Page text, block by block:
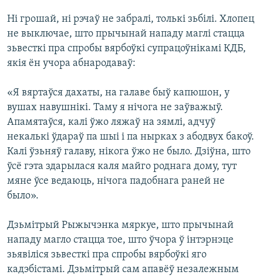
Ні грошай, ні рэчаў не забралі, толькі зьбілі. Хлопец
не выключае, што прычынай нападу маглі стацца
зьвесткі пра спробы вярбоўкі супрацоўнікамі КДБ,
якія ён учора абнародаваў:
«Я вяртаўся дахаты, на галаве быў капюшон, у
вушах навушнікі. Таму я нічога не заўважыў.
Апамятаўся, калі ўжо ляжаў на зямлі, адчуў
некалькі ўдараў па шыі і па нырках з абодвух бакоў.
Калі ўзьняў галаву, нікога ўжо не было. Дзіўна, што
ўсё гэта здарылася каля майго роднага дому, тут
мяне ўсе ведаюць, нічога падобнага раней не
было».
Дзьмітрый Рыжычэнка мяркуе, што прычынай
нападу магло стацца тое, што ўчора ў інтэрнэце
зьявіліся зьвесткі пра спробы вярбоўкі яго
кадэбістамі. Дзьмітрый сам апавёў незалежным